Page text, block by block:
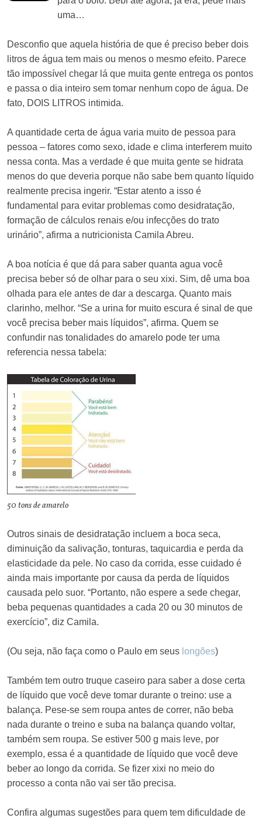
uma…
Desconfio que aquela história de que é preciso beber dois
litros de água tem mais ou menos o mesmo efeito. Parece
tão impossível chegar lá que muita gente entrega os pontos
e passa o dia inteiro sem tomar nenhum copo de água. De
fato, DOIS LITROS intimida.
A quantidade certa de água varia muito de pessoa para
pessoa – fatores como sexo, idade e clima interferem muito
nessa conta. Mas a verdade é que muita gente se hidrata
menos do que deveria porque não sabe bem quanto líquido
realmente precisa ingerir. “Estar atento a isso é
fundamental para evitar problemas como desidratação,
formação de cálculos renais e/ou infecções do trato
urinário”, afirma a nutricionista Camila Abreu.
A boa notícia é que dá para saber quanta agua você
precisa beber só de olhar para o seu xixi. Sim, dê uma boa
olhada para ele antes de dar a descarga. Quanto mais
clarinho, melhor. “Se a urina for muito escura é sinal de que
você precisa beber mais líquidos”, afirma. Quem se
confundir nas tonalidades do amarelo pode ter uma
referencia nessa tabela:
50 tons de amarelo
Outros sinais de desidratação incluem a boca seca,
diminuição da salivação, tonturas, taquicardia e perda da
elasticidade da pele. No caso da corrida, esse cuidado é
ainda mais importante por causa da perda de líquidos
causada pelo suor. “Portanto, não espere a sede chegar,
beba pequenas quantidades a cada 20 ou 30 minutos de
exercício”, diz Camila.
(Ou seja, não faça como o Paulo em seus longões)
Também tem outro truque caseiro para saber a dose certa
de líquido que você deve tomar durante o treino: use a
balança. Pese-se sem roupa antes de correr, não beba
nada durante o treino e suba na balança quando voltar,
também sem roupa. Se estiver 500 g mais leve, por
exemplo, essa é a quantidade de líquido que você deve
beber ao longo da corrida. Se fizer xixi no meio do
processo a conta não vai ser tão precisa.
Confira algumas sugestões para quem tem dificuldade de